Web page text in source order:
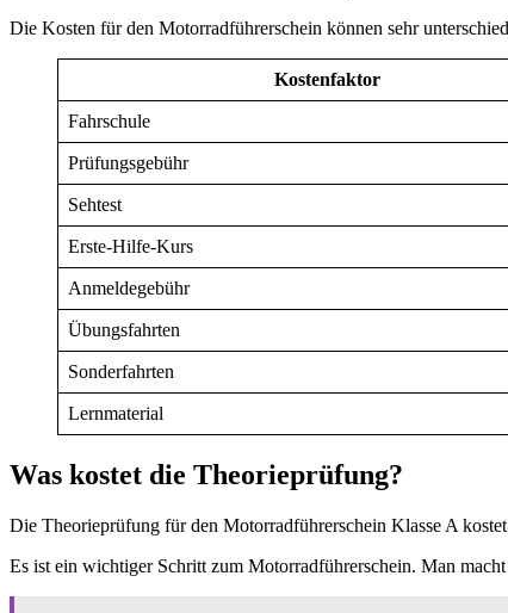
Die Kosten für den Motorradführerschein können sehr
Kostenfaktor
Fahrschule
Prüfungsgebühr
Sehtest
Erste-Hilfe-Kurs
Anmeldegebühr
Übungsfahrten
Sonderfahrten
Lernmaterial
Was kostet die Theorieprüfung?
Die Theorieprüfung für den Motorradführerschein Klasse A
Es ist ein wichtiger Schritt zum Motorradführerschein. Man